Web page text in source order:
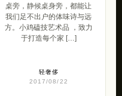
桌旁，静候桌身旁，都能让
我们足不出户的体味诗与远
方。小鸡磕技艺术品 ，致力
于打造每个家 […]
轻奢侈
2017/08/22